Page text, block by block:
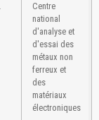
Centre
national
d'analyse et
d'essai des
métaux non
ferreux et
des
matériaux
électroniques